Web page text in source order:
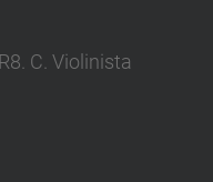
C. Violinista